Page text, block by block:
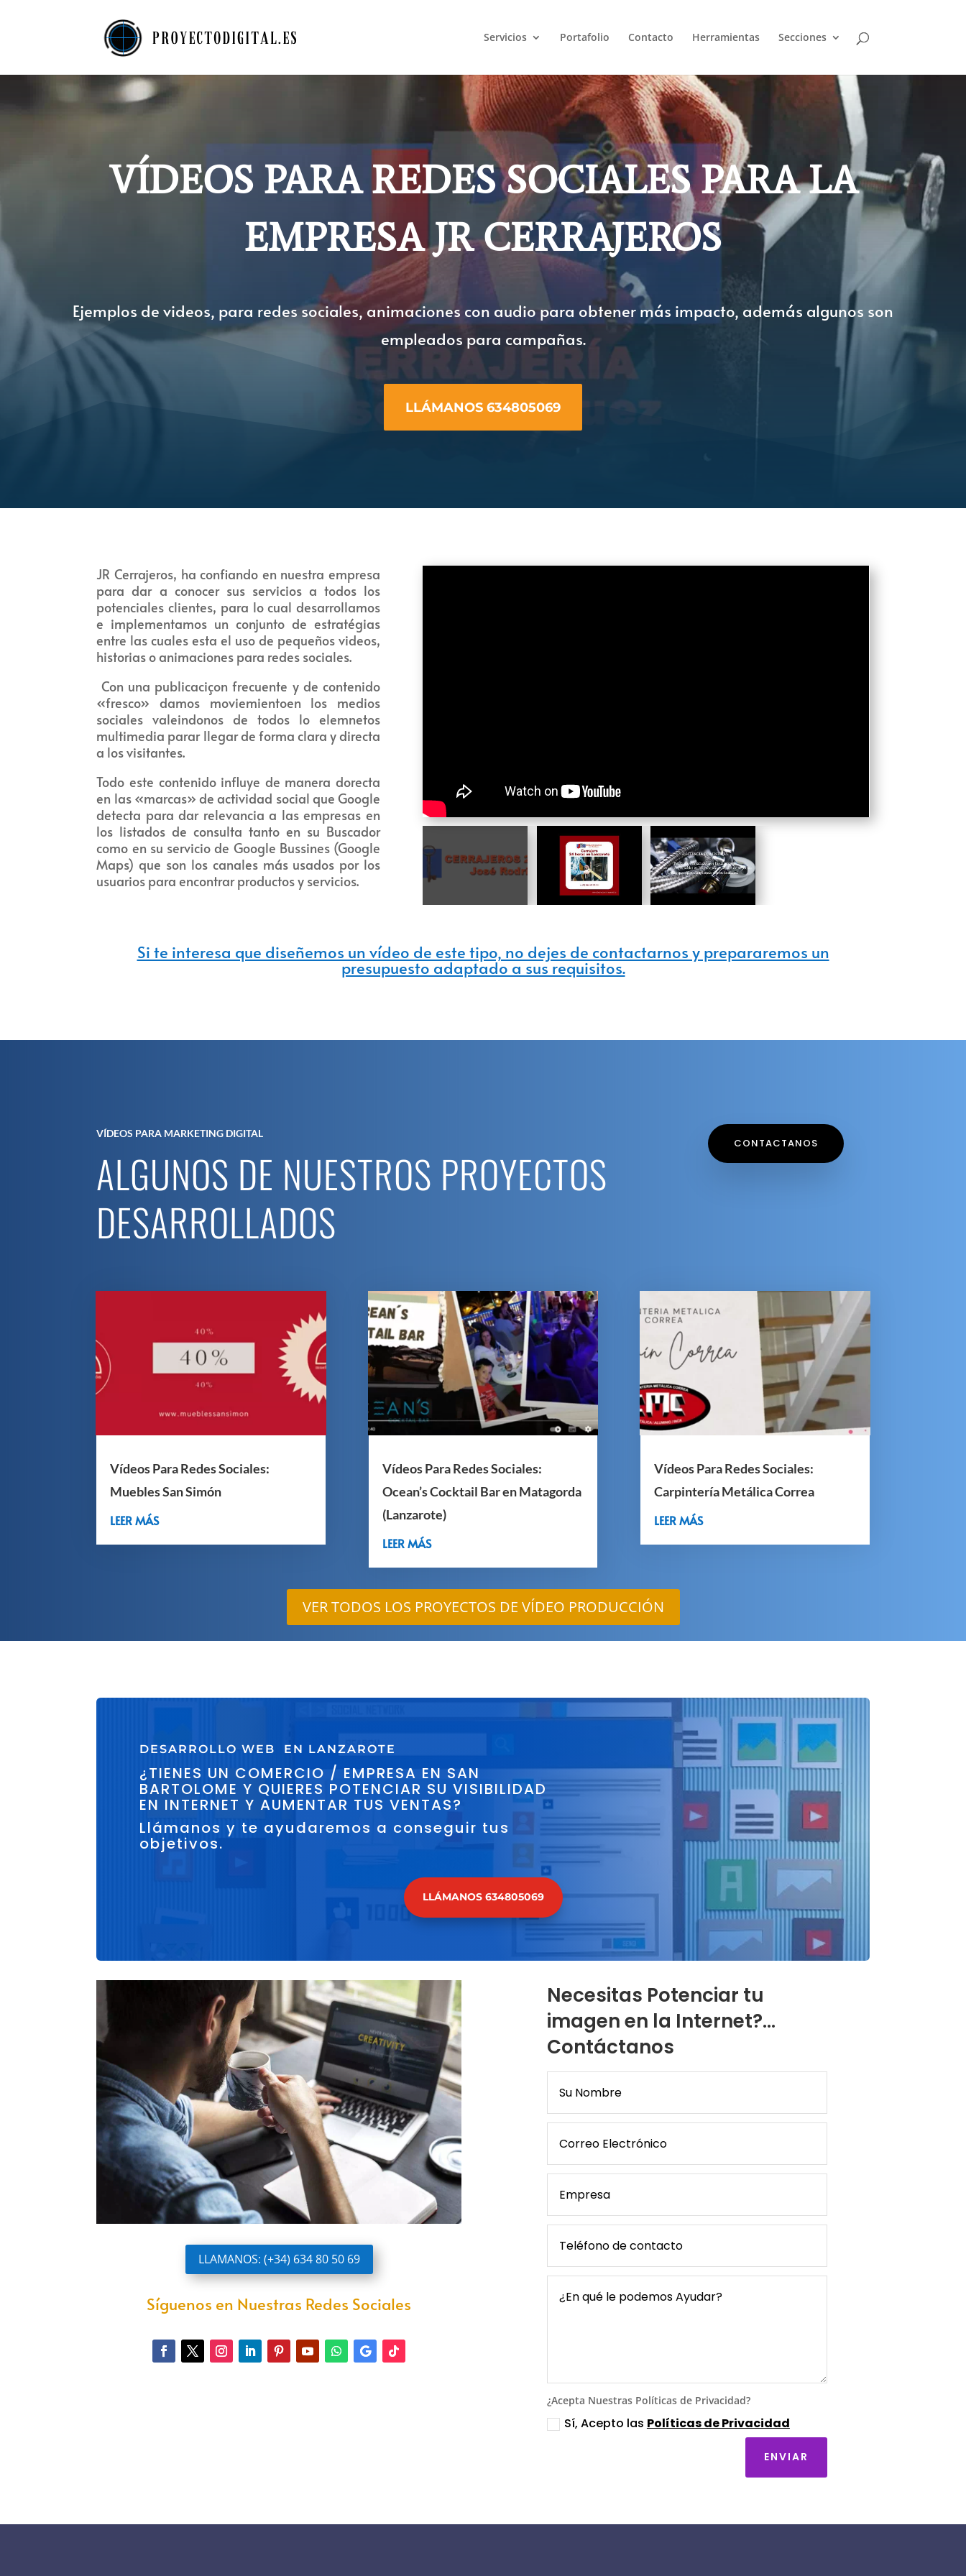
Servicios Portafolio Contacto Herramientas Secciones
VÍDEOS PARA REDES SOCIALES PARA LA
EMPRESA JR CERRAJEROS
Ejemplos de videos, para redes sociales, animaciones con audio para obtener más impacto, además algunos son
empleados para campañas.
LLÁMANOS 634805069
JR Cerrajeros, ha confiando en nuestra empresa
para dar a conocer sus servicios a todos los
potenciales clientes, para lo cual desarrollamos
e implementamos un conjunto de estratégias
entre las cuales esta el uso de pequeños videos,
historias o animaciones para redes sociales.
Con una publicaciçon frecuente y de contenido
«fresco» damos moviemientoen los medios
sociales valeindonos de todos lo elemnetos
multimedia parar llegar de forma clara y directa
a los visitantes.
Todo este contenido influye de manera dorecta
en las «marcas» de actividad social que Google
detecta para dar relevancia a las empresas en
los listados de consulta tanto en su Buscador
como en su servicio de Google Bussines (Google
Maps) que son los canales más usados por los
usuarios para encontrar productos y servicios.
Si te interesa que diseñemos un vídeo de este tipo, no dejes de contactarnos y prepararemos un
presupuesto adaptado a sus requisitos.
VÍDEOS PARA MARKETING DIGITAL
ALGUNOS DE NUESTROS PROYECTOS
DESARROLLADOS
CONTACTANOS
Vídeos Para Redes Sociales:
Muebles San Simón
LEER MÁS
Vídeos Para Redes Sociales:
Ocean’s Cocktail Bar en Matagorda
(Lanzarote)
LEER MÁS
Vídeos Para Redes Sociales:
Carpintería Metálica Correa
LEER MÁS
VER TODOS LOS PROYECTOS DE VÍDEO PRODUCCIÓN
DESARROLLO WEB EN LANZAROTE
¿TIENES UN COMERCIO / EMPRESA EN SAN
BARTOLOME Y QUIERES POTENCIAR SU VISIBILIDAD
EN INTERNET Y AUMENTAR TUS VENTAS?
Llámanos y te ayudaremos a conseguir tus
objetivos.
LLÁMANOS 634805069
LLAMANOS: (+34) 634 80 50 69
Síguenos en Nuestras Redes Sociales
Necesitas Potenciar tu
imagen en la Internet?...
Contáctanos
¿Acepta Nuestras Políticas de Privacidad?
Sí, Acepto las Políticas de Privacidad
ENVIAR